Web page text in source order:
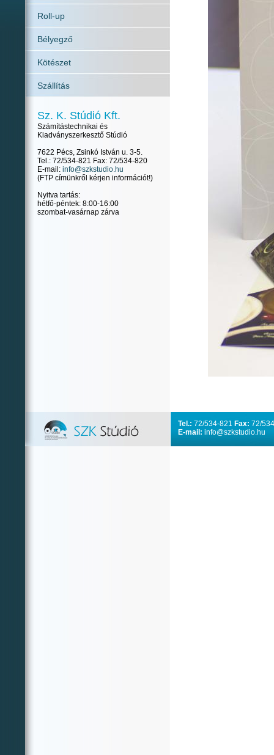
Roll-up
Bélyegző
Kötészet
Szállítás
Sz. K. Stúdió Kft.
Számítástechnikai és
Kiadványszerkesztő Stúdió
7622 Pécs, Zsinkó István u. 3-5.
Tel.: 72/534-821 Fax: 72/534-820
E-mail: info@szkstudio.hu
(FTP címünkről kérjen információt!)
Nyitva tartás:
hétfő-péntek: 8:00-16:00
szombat-vasárnap zárva
Tel.: 72/534-821 Fax: 72/
E-mail: info@szkstudio.hu